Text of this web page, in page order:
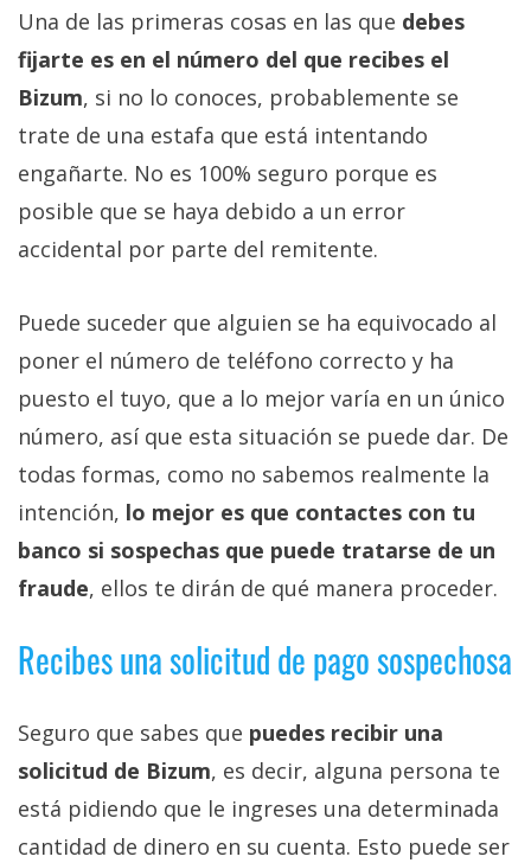
comparativas,
trucos y
tutoriales.
Informático
(CC) 2006-
2026.Algunos
derechos
reservados
Una de las primeras cosas en las que debes
fijarte es en el número del que recibes el
Bizum, si no lo conoces, probablemente se
trate de una estafa que está intentando
engañarte. No es 100% seguro porque es
posible que se haya debido a un error
accidental por parte del remitente.
Puede suceder que alguien se ha equivocado al
poner el número de teléfono correcto y ha
puesto el tuyo, que a lo mejor varía en un único
número, así que esta situación se puede dar. De
todas formas, como no sabemos realmente la
intención, lo mejor es que contactes con tu
banco si sospechas que puede tratarse de un
fraude, ellos te dirán de qué manera proceder.
Recibes una solicitud de pago sospechosa
Seguro que sabes que puedes recibir una
solicitud de Bizum, es decir, alguna persona te
está pidiendo que le ingreses una determinada
cantidad de dinero en su cuenta. Esto puede ser